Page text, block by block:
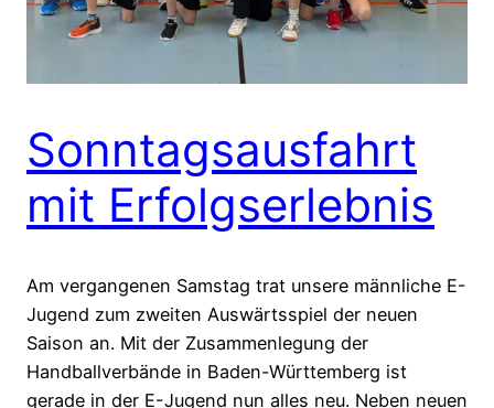
Sonntagsausfahrt
mit Erfolgserlebnis
Am vergangenen Samstag trat unsere männliche E-
Jugend zum zweiten Auswärtsspiel der neuen
Saison an. Mit der Zusammenlegung der
Handballverbände in Baden-Württemberg ist
gerade in der E-Jugend nun alles neu. Neben neuen